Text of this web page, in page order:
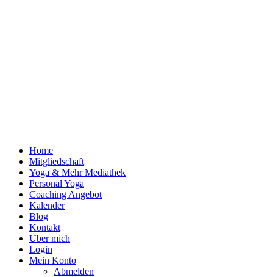
Home
Mitgliedschaft
Yoga & Mehr Mediathek
Personal Yoga
Coaching Angebot
Kalender
Blog
Kontakt
Über mich
Login
Mein Konto
Abmelden